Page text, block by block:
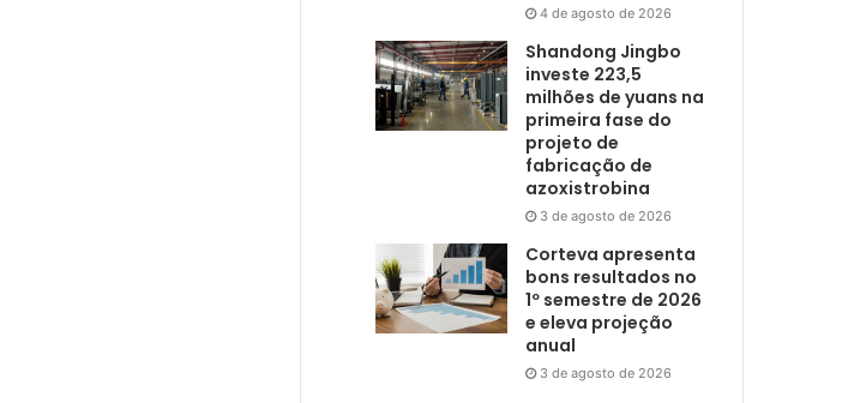
4 de agosto de 2026
Shandong Jingbo
investe 223,5
milhões de yuans na
primeira fase do
projeto de
fabricação de
azoxistrobina
3 de agosto de 2026
Corteva apresenta
bons resultados no
1º semestre de 2026
e eleva projeção
anual
3 de agosto de 2026